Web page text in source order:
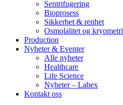
Sentrifugering
Bioprosess
Sikkerhet & renhet
Osmolalitet og kryometri
Production
Nyheter & Eventer
Alle nyheter
Healthcare
Life Science
Nyheter – Labex
Kontakt oss